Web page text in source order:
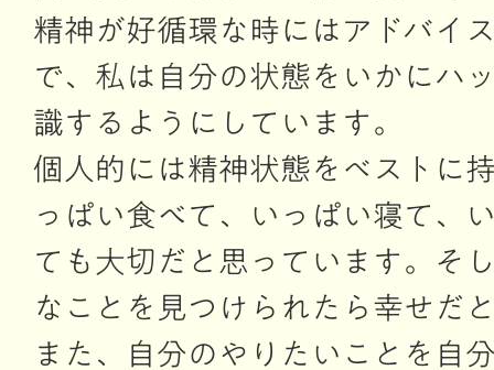
精神が好循環な時にはアドバイ
で、私は自分の状態をいかにハ
識するようにしています。
個人的には精神状態をベストに
っぱい食べて、いっぱい寝て、
ても大切だと思っています。そ
なことを見つけられたら幸せだ
また、自分のやりたいことを自